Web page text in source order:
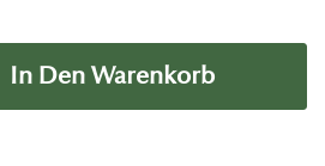
In Den Warenkorb